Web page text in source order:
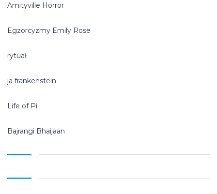
Amityville Horror
Egzorcyzmy Emily Rose
rytuał
ja frankenstein
Life of Pi
Bajrangi Bhaijaan